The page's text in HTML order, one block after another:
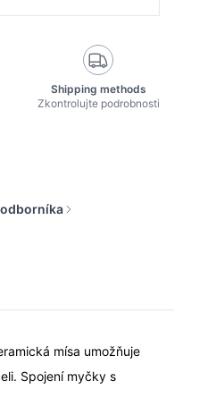
Shipping methods
Zkontrolujte podrobnosti
mísa umožňuje
Spojení myčky s